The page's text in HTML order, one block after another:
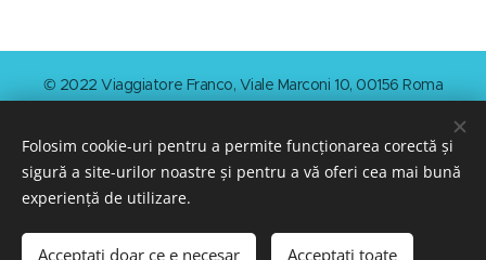
© 2022 Viaggiatore Franco, Viale Marconi 10, 00156 Roma
Selectează
Italiano
Français
Suomi
Български
Українська
Folosim cookie-uri pentru a permite funcționarea corectă și
sigură a site-urilor noastre și pentru a vă oferi cea mai bună
experiență de utilizare.
Acceptați doar ce e necesar Acceptați toate